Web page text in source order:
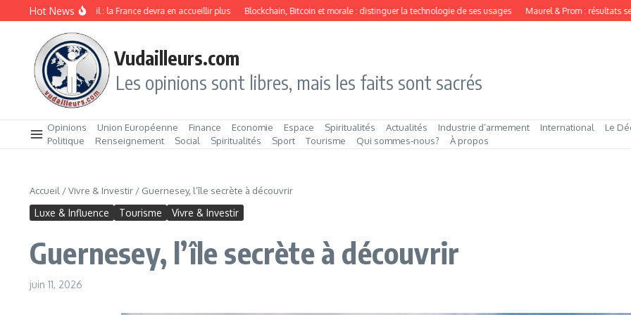
Aller au contenu
Hot News
de travail : la France devra en accueillir plus Blockchain, Bitcoin et morale : distinguer la technologie de ses usages Maurel & Prom : résultats semestriels
Vudailleurs.com
Les opinions sont libres, mais les faits sont sacrés
Opinions Union Européenne Finance Economie Espace Spiritualités Actualités Industrie d’armement International Le
Politique
Renseignement Social Spiritualités Sport Tourisme Qui sommes‑nous? À propos
Accueil /Vivre & Investir / Guernesey, l’île secrète à découvrir
Luxe & Influence Tourisme Vivre & Investir
Guernesey, l’île secrète à découvrir
juin 11, 2026